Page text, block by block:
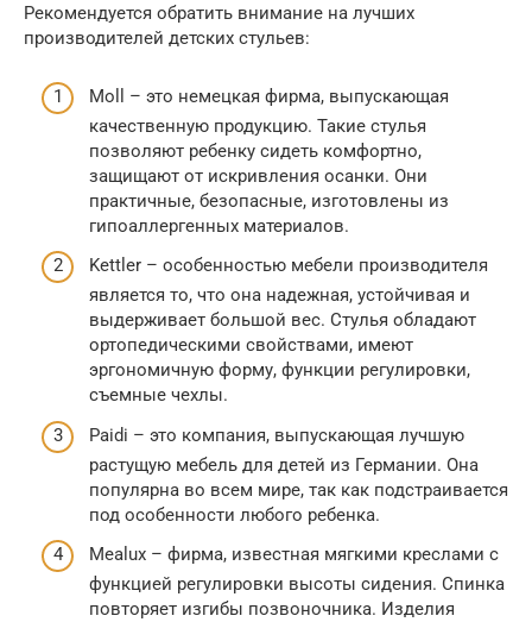
Рекомендуется обратить внимание на лучших
производителей детских стульев:
Moll – это немецкая фирма, выпускающая
качественную продукцию. Такие стулья
позволяют ребенку сидеть комфортно,
защищают от искривления осанки. Они
практичные, безопасные, изготовлены из
гипоаллергенных материалов.
Kettler – особенностью мебели производителя
является то, что она надежная, устойчивая и
выдерживает большой вес. Стулья обладают
ортопедическими свойствами, имеют
эргономичную форму, функции регулировки,
съемные чехлы.
Paidi – это компания, выпускающая лучшую
растущую мебель для детей из Германии. Она
популярна во всем мире, так как подстраивается
под особенности любого ребенка.
Mealux – фирма, известная мягкими креслами с
функцией регулировки высоты сидения. Спинка
повторяет изгибы позвоночника. Изделия